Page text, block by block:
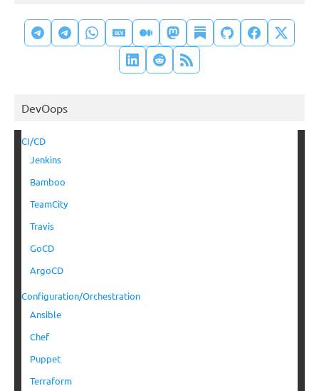
DevOops
CI/CD
Jenkins
Bamboo
TeamCity
Travis
GoCD
ArgoCD
Configuration/Orchestration
Ansible
Chef
Puppet
Terraform